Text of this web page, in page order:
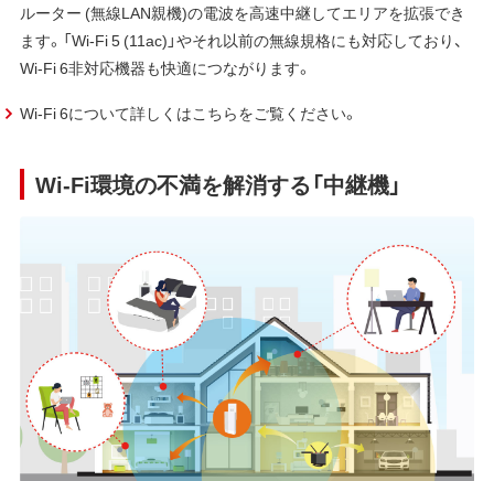
ルーター (無線LAN親機)の電波を高速中継してエリアを拡張でき
ます。「Wi-Fi 5 (11ac)」やそれ以前の無線規格にも対応しており、
Wi-Fi 6非対応機器も快適につながります。
Wi-Fi 6について詳しくはこちらをご覧ください。
Wi-Fi環境の不満を解消する「中継機」